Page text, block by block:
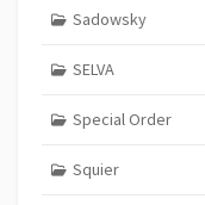
Sadowsky
SELVA
Special Order
Squier